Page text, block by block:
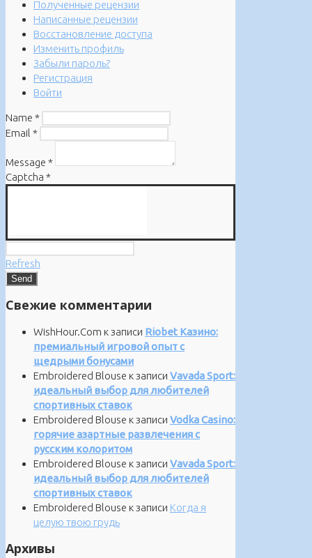
Полученные рецензии
Написанные рецензии
Восстановление доступа
Изменить профиль
Забыли пароль?
Регистрация
Войти
Name *
Email *
Message *
Captcha *
Refresh
Свежие комментарии
WishHour.Com к записи Riobet Казино:
премиальный игровой опыт с
щедрыми бонусами
Embroidered Blouse к записи Vavada Sport:
идеальный выбор для любителей
спортивных ставок
Embroidered Blouse к записи Vodka Casino:
горячие азартные развлечения с
русским колоритом
Embroidered Blouse к записи Vavada Sport:
идеальный выбор для любителей
спортивных ставок
Embroidered Blouse к записи Когда я
целую твою грудь
Архивы